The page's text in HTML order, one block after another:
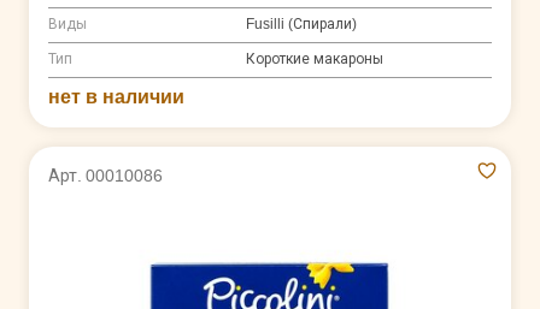
Виды Fusilli (Спирали)
Тип Короткие макароны
нет в наличии
Арт. 00010086